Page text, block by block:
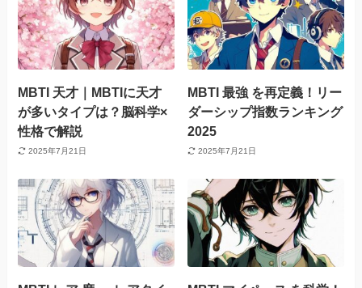
MBTI 天才｜MBTIに天才
が多いタイプは？脳科学×
性格で解説
2025年7月21日
MBTI 最強 を再定義！リー
ダーシップ指数ランキング
2025
2025年7月21日